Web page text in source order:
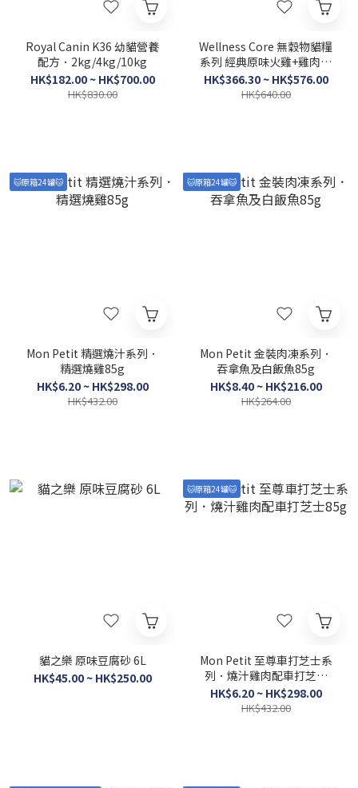
Royal Canin K36 幼貓營養
配方．2kg/4kg/10kg
HK$182.00 ~ HK$700.00
HK$830.00
Wellness Core 無穀物貓糧
系列 經典原味火雞+雞肉配
方．5lb/11lb
HK$366.30 ~ HK$576.00
HK$640.00
🐱原箱24罐🐱
Mon Petit 精選燒汁系列．
精選燒雞85g
HK$6.20 ~ HK$298.00
HK$432.00
🐱原箱24罐🐱
Mon Petit 金裝肉凍系列．
吞拿魚及白飯魚85g
HK$8.40 ~ HK$216.00
HK$264.00
貓之樂 原味豆腐砂 6L
HK$45.00 ~ HK$250.00
🐱原箱24罐🐱
Mon Petit 至尊車打芝士系
列．燒汁雞肉配車打芝士
85g
HK$6.20 ~ HK$298.00
HK$432.00